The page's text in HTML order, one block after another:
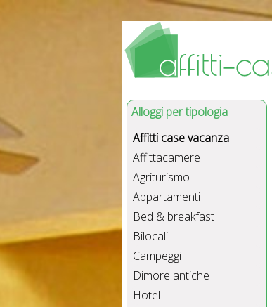
Alloggi per tipologia
Affitti case vacanza
Affittacamere
Agriturismo
Appartamenti
Bed & breakfast
Bilocali
Campeggi
Dimore antiche
Hotel